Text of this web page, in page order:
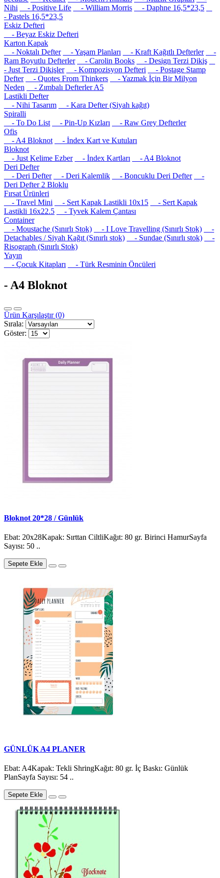
Nihi
- Positive Life - William Morris
- Daphne 16,5*23,5
- Pastels 16,5*23,5
Eskiz Defteri
- Beyaz Eskiz Defteri
Karton Kapak
- Noktalı Defter
- Yaşam Planları - Kraft Kağıtlı Defterler
-
Ram Boyutlu Defterler
- Carolin Books
- Design Terzi Dikiş
- Just Terzi Dikişler
- Kompozisyon Defteri
- Postage Stamp
Defter
- Quotes From Thinkers
- Yazmak İçin Bir Milyon
Neden
- Zımbalı Defterler A5
Lastikli Defter
- Nihi Tasarım
- Kara Defter (Siyah kağıt)
Spiralli
- To Do List
- Pin-Up Kızları
- Raw Grey Defterler
Ofis
- A4 Bloknot
- İndex Kart ve Kutuları
Bloknot
- Just Kelime Ezber
- İndex Kartları
- A4 Bloknot
Deri Defter
- Deri Defter
- Deri Kalemlik - Boncuklu Deri Defter
-
Deri Defter 2 Bloklu
Fırsat Ürünleri
- Travel Mini
- Sert Kapak Lastikli 10x15
- Sert Kapak
Lastikli 16x22.5
- Tyvek Kalem Çantası
Container
- Moustache (Sınırlı Stok)
- I Love Travelling (Sınırlı Stok)
-
Detachables / Siyah Kağıt (Sınırlı stok)
- Sundae (Sınırlı stok)
-
Risograph (Sınırlı Stok)
Yayın
- Çocuk Kitapları
- Türk Resminin Öncüleri
- A4 Bloknot
Ürün Karşılaştır (0)
Sırala:
Göster:
Bloknot 20*28 / Günlük
Ebat: 20x28Kapak: Sırttan CiltliKağıt: 80 gr. Birinci HamurSayfa
Sayısı: 50 ..
Sepete Ekle
GÜNLÜK A4 PLANER
Ebat: A4Kapak: Tekli ShringKağıt: 80 gr. İç Baskı: Günlük
PlanSayfa Sayısı: 54 ..
Sepete Ekle